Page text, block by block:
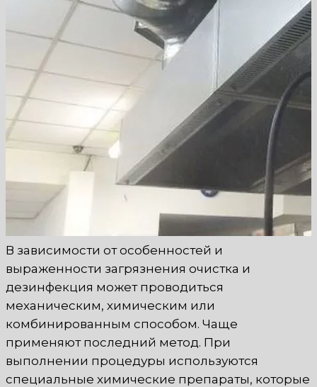
В зависимости от особенностей и
выраженности загрязнения очистка и
дезинфекция может проводиться
механическим, химическим или
комбинированным способом. Чаще
применяют последний метод. При
выполнении процедуры используются
специальные химические препараты, которые